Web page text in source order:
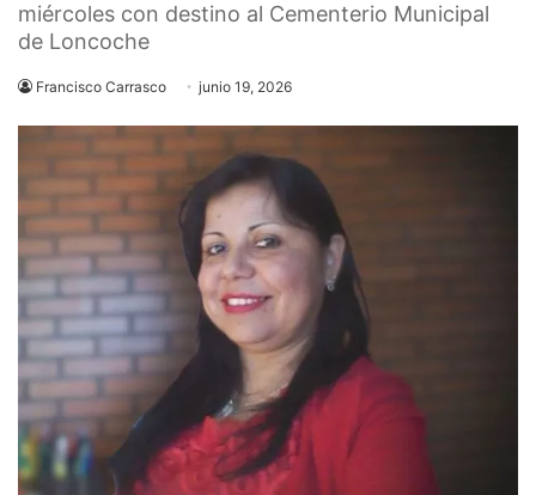
miércoles con destino al Cementerio Municipal
de Loncoche
Francisco Carrasco junio 19, 2026